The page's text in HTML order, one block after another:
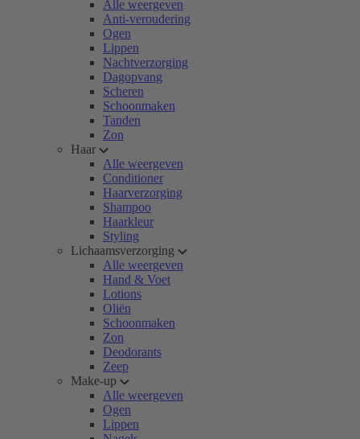
Alle weergeven
Anti-veroudering
Ogen
Lippen
Nachtverzorging
Dagopvang
Scheren
Schoonmaken
Tanden
Zon
Haar
Alle weergeven
Conditioner
Haarverzorging
Shampoo
Haarkleur
Styling
Lichaamsverzorging
Alle weergeven
Hand & Voet
Lotions
Oliën
Schoonmaken
Zon
Deodorants
Zeep
Make-up
Alle weergeven
Ogen
Lippen